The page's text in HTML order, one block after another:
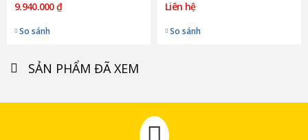
9.940.000 ₫
So sánh
Liên hệ
So sánh
SẢN PHẨM ĐÃ XEM